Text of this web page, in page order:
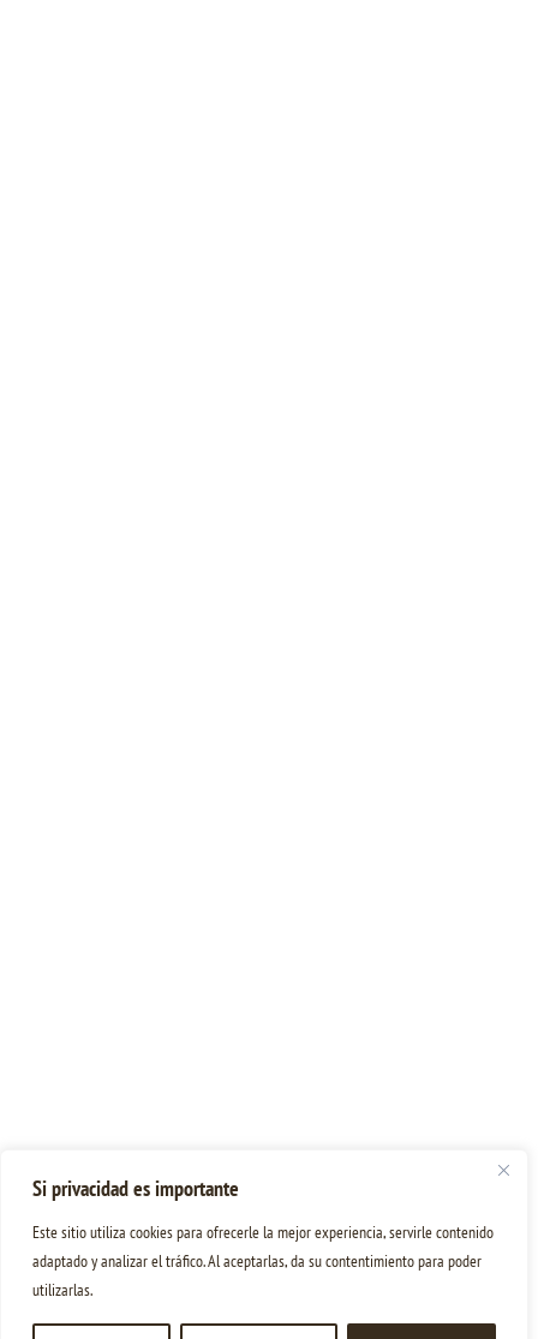
Si privacidad es importante
Este sitio utiliza cookies para ofrecerle la mejor experiencia, servirle contenido
adaptado y analizar el tráfico. Al aceptarlas, da su contentimiento para poder
utilizarlas.